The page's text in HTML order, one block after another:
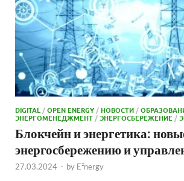
DIGITAL/OPEN ENERGY/НОВОСТИ/
ЭНЕРГОМЕНЕДЖМЕНТ/ЭНЕРГОСБЕРЕЖЕНИЕ/
Блокчейн и энергетика:
энергосбережению и
27.03.2024 - by E²nergy